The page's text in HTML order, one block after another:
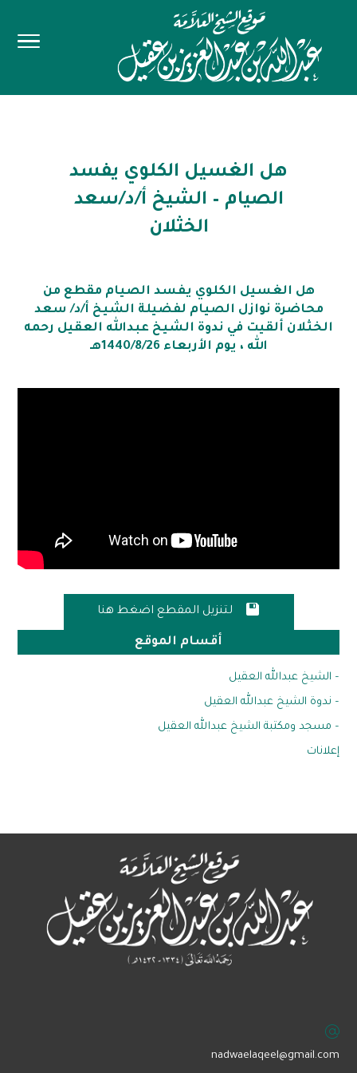
هل الغسيل الكلوي يفسد
الصيام – الشيخ أ/د/سعد
الخثلان
هل الغسيل الكلوي يفسد الصيام مقطع من
محاضرة نوازل الصيام لفضيلة الشيخ أ/د/ سعد
الخثلان ألقيت في ندوة الشيخ عبدالله العقيل رحمه
الله ، يوم الأربعاء 1440/8/26هـ
 لتنزيل المقطع اضغط هنا
أقسام الموقع
– الشيخ عبدالله العقيل
– ندوة الشيخ عبدالله العقيل
– مسجد ومكتبة الشيخ عبدالله العقيل
إعلانات
‏nadwaelaqeel@gmail.com